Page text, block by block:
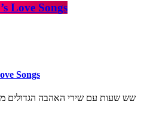
Love Songs
Songs